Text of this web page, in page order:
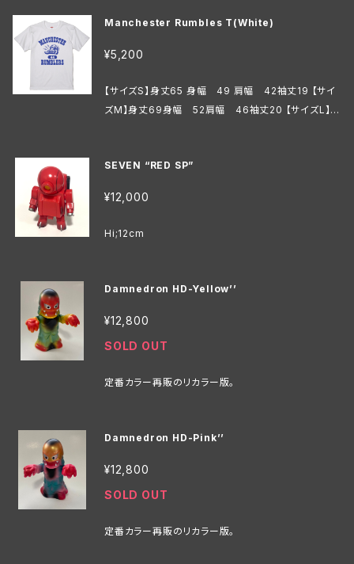
幅 63肩幅 57袖丈25
Manchester Rumbles T(White)
¥5,200
【サイズS】身丈65 身幅 49 肩幅 42袖丈19 【サイ
ズM】身丈69身幅 52肩幅 46袖丈20 【サイズL】身
幅 63肩幅 57袖丈25
SEVEN “RED SP”
¥12,000
Hi;12cm
Damnedron HD-Yellow’’
¥12,800
SOLD OUT
定番カラー再販のリカラー版。
Damnedron HD-Pink’’
¥12,800
SOLD OUT
定番カラー再販のリカラー版。